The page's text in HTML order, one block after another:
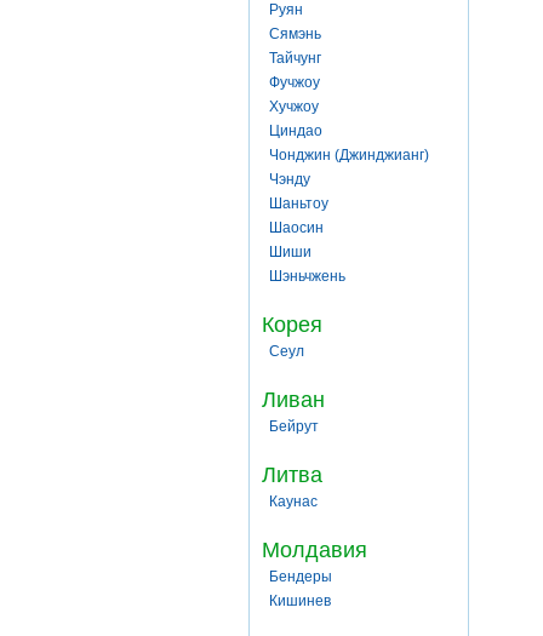
Руян
Сямэнь
Тайчунг
Фучжоу
Хучжоу
Циндао
Чонджин (Джинджианг)
Чэнду
Шаньтоу
Шаосин
Шиши
Шэньчжень
Корея
Сеул
Ливан
Бейрут
Литва
Каунас
Молдавия
Бендеры
Кишинев